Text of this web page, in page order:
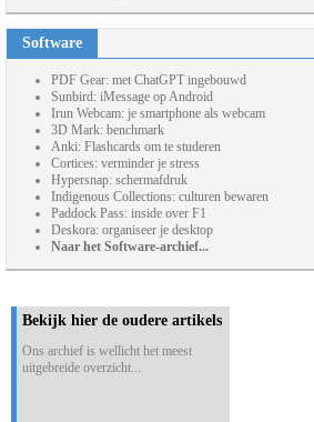
Software
PDF Gear: met ChatGPT ingebouwd
Sunbird: iMessage op Android
Irun Webcam: je smartphone als webcam
3D Mark: benchmark
Anki: Flashcards om te studeren
Cortices: verminder je stress
Hypersnap: schermafdruk
Indigenous Collections: culturen bewaren
Paddock Pass: inside over F1
Deskora: organiseer je desktop
Naar het Software-archief...
Bekijk hier de oudere artikels
Ons archief is wellicht het meest
uitgebreide overzicht...